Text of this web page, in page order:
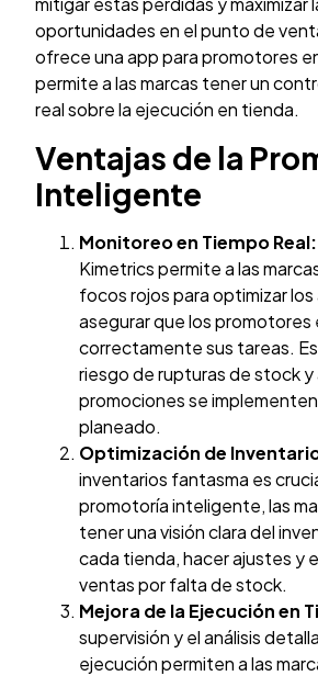
oportunidades en el punto de
ofrece una app para promotores
permite a las marcas tener un
real sobre la ejecución en tienda.
Ventajas de la
Inteligente
Monitoreo en Tiempo Real:
Kimetrics permite a las
focos rojos para optimizar
asegurar que los
correctamente sus tareas.
riesgo de rupturas de stock y
promociones se
planeado.
Optimización de
inventarios fantasma es
promotoría inteligente, las
tener una visión clara del
cada tienda, hacer ajustes y
ventas por falta de stock.
Mejora de la Ejecución en
supervisión y el análisis
ejecución permiten a las